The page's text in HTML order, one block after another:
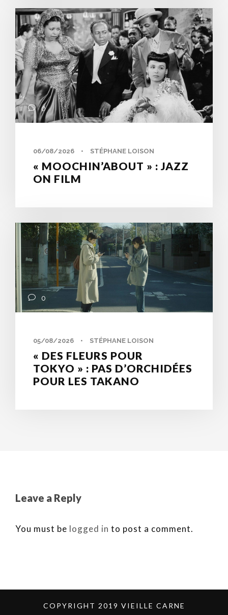
0
06/08/2026 • STÉPHANE LOISON
« MOOCHIN’ABOUT » : JAZZ
ON FILM
0
05/08/2026 • STÉPHANE LOISON
« DES FLEURS POUR
TOKYO » : PAS D’ORCHIDÉES
POUR LES TAKANO
Leave a Reply
You must be logged in to post a comment.
COPYRIGHT 2019 VIEILLE CARNE